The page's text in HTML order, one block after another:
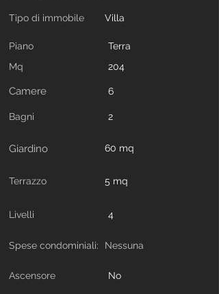
Tipo di immobile Villa
Terra
Piano
Mq
204
Camere 6
Bagni 2
Giardino 60 mq
5 mq
Terrazzo
Livelli 4
Spese condominiali: Nessuna
No
Ascensore